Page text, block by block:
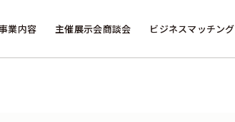
業内容 主催展示会商談会 ビジネスマッチング